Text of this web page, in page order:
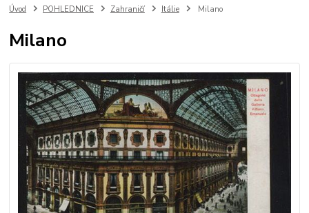
Úvod POHLEDNICE Zahraničí Itálie Milano
Milano